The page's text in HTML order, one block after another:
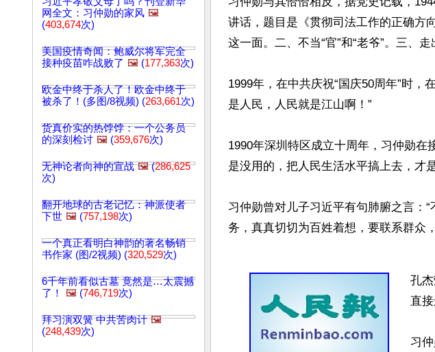
网全文：习仲勋的家风 🖼️
(403,674次)
美国疫情奇闻：鲍威尔将军完全
接种疫苗咋战败了 🖼️ (177,363次)
欧金中终于杀人了！欧金中终于
被杀了！(多图/8视频) (263,661次)
货真价实的热饽饽：一个公务员
的深刻检讨 🖼️ (359,676次)
无神论者向神的宣战 🖼️(286,625
次)
翻开地球的古老记忆：神派使者
下世 🖼️ (757,198次)
一个真正看明白神韵的著名畅销
书作家 (图/2视频) (320,529次)
6千年前看似古墓 竟然是…太震撼
了！
🖼️ (746,719次)
拜习演双簧 中共苦肉计 🖼️
(248,439次)
讲话，题目是《贯彻司法工作的正确方
这一面。二、不当“官”和“老爷”。三、走
1999年，在中共庆祝“国庆50周年”时，
是人民，人民就是江山啊！”
1990年深圳特区成立十周年，习仲勋在
是没用的，把人民生活水平搞上去，才
习仲勋曾对儿子习近平有句肺腑之言：
务，真真切切为百姓着想，要联系群众
孔
直
习